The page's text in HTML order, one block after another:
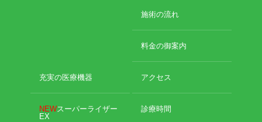
施術の流れ
料金の御案内
充実の医療機器
NEWスーパーライザー
EX
アクセス
診療時間